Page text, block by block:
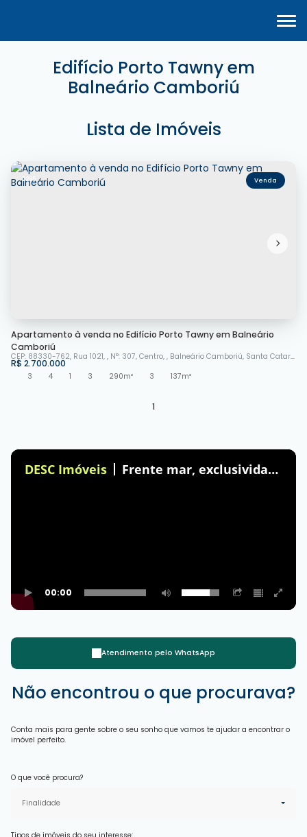
Edifício Porto Tawny em
Balneário Camboriú
Lista de Imóveis
2295
Apartamento à venda no Edifício Porto Tawny em Balneário
Camboriú
R$ 2.700.000
CEP: 88330-762, Rua 1021 , N°: 307, Centro , Balneário Camboriú, Santa Catarina
3
4 1 3 290m² 3 137m²
1
00:00
DESC Imóveis Frente mar, exclusividade e alto padrão em Balneário Camboriú.
Atendimento pelo WhatsApp
Não encontrou o que procurava?
Conta mais para gente sobre o seu sonho que vamos te ajudar a encontrar o
imóvel perfeito.
O que você procura?
Finalidade